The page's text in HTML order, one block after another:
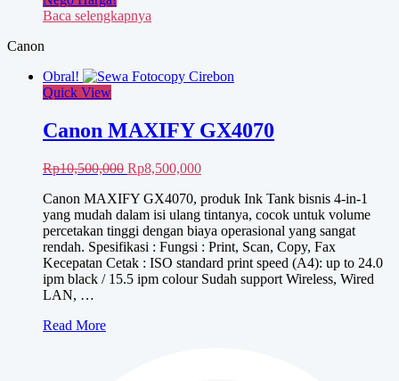
Baca selengkapnya
Canon
Obral!
Quick View
Canon MAXIFY GX4070
Rp10,500,000 Harga
adalah:
Rp10,500,000.
Rp8,500,000Harga
ini
adalah:
Rp8,500,000.
Canon MAXIFY GX4070, produk Ink Tank bisnis 4-in-1
yang mudah dalam isi ulang tintanya, cocok untuk volume
percetakan tinggi dengan biaya operasional yang sangat
rendah. Spesifikasi : Fungsi : Print, Scan, Copy, Fax
Kecepatan Cetak : ISO standard print speed (A4): up to 24.0
ipm black / 15.5 ipm colour Sudah support Wireless, Wired
LAN, …
Canon
Read More